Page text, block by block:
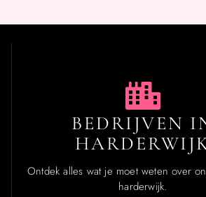
BEDRIJVEN
Ontdek alles wat je moet weten over
harderwijk.